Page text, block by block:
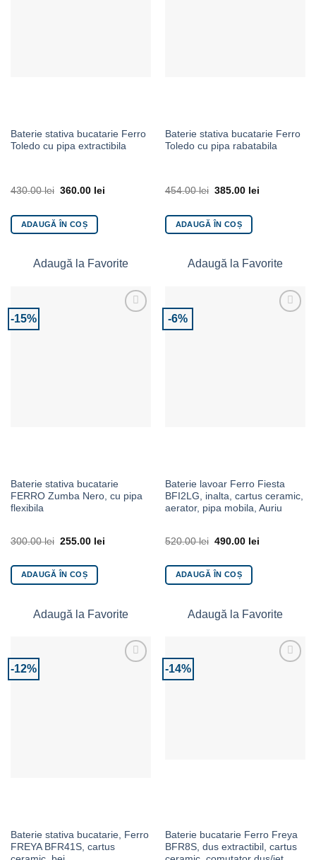
Baterie stativa bucatarie Ferro
Toledo cu pipa extractibila
430.00lei 360.00 lei
ADAUGĂ ÎN COȘ
Adaugă la Favorite
Baterie stativa bucatarie Ferro
Toledo cu pipa rabatabila
454.00lei 385.00 lei
ADAUGĂ ÎN COȘ
Adaugă la Favorite
-15%
Baterie stativa bucatarie
FERRO Zumba Nero, cu pipa
flexibila
300.00lei 255.00 lei
ADAUGĂ ÎN COȘ
Adaugă la Favorite
-6%
Baterie lavoar Ferro Fiesta
BFI2LG, inalta, cartus ceramic,
aerator, pipa mobila, Auriu
520.00lei 490.00 lei
ADAUGĂ ÎN COȘ
Adaugă la Favorite
-12%
Baterie stativa bucatarie, Ferro
FREYA BFR41S, cartus
-14%
Baterie bucatarie Ferro Freya
BFR8S, dus extractibil, cartus